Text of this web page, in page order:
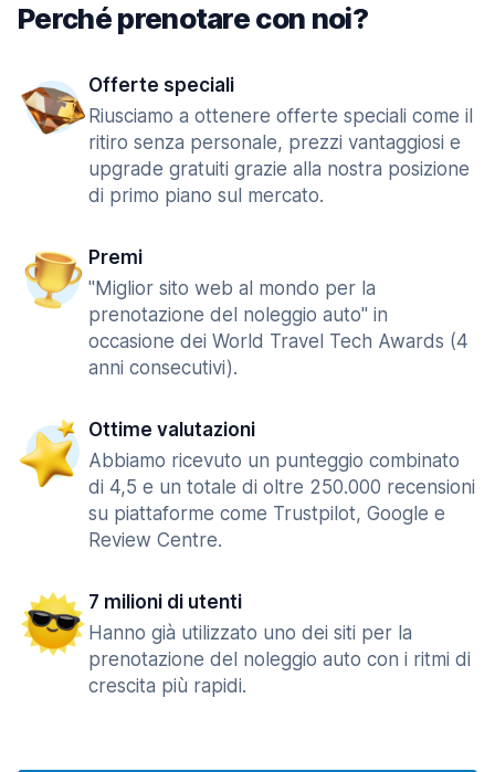
Perché prenotare con noi?
Offerte speciali
Riusciamo a ottenere offerte speciali come il
ritiro senza personale, prezzi vantaggiosi e
upgrade gratuiti grazie alla nostra posizione
di primo piano sul mercato.
Premi
"Miglior sito web al mondo per la
prenotazione del noleggio auto" in
occasione dei World Travel Tech Awards (4
anni consecutivi).
Ottime valutazioni
Abbiamo ricevuto un punteggio combinato
di 4,5 e un totale di oltre 250.000 recensioni
su piattaforme come Trustpilot, Google e
Review Centre.
7 milioni di utenti
Hanno già utilizzato uno dei siti per la
prenotazione del noleggio auto con i ritmi di
crescita più rapidi.